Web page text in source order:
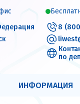
8
по
ИНФОРМАЦИЯ